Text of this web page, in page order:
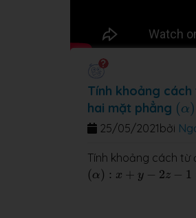
Tính khoảng
hai mặt phẳng (α)
( α )
bởi
25/05/2021
Tính khoảng cách từ
(α) : x + y − 2z − 1
( α ) x +y 2z− =0